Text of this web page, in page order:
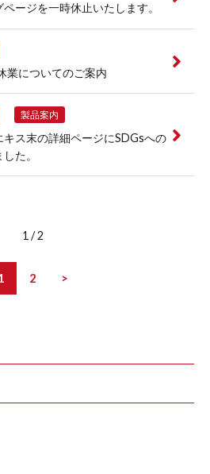
ページを一時休止いたします。
業についてのご案内
製品案内
キス末の詳細ページにSDGsへの
た。
1 / 2
2 >